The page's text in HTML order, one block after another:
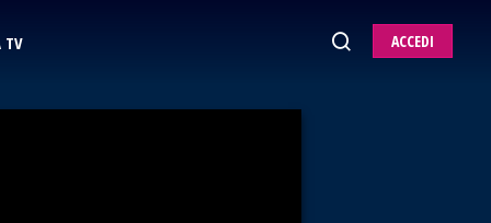
TV ACCEDI